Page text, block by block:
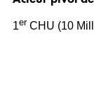
1er CHU (10